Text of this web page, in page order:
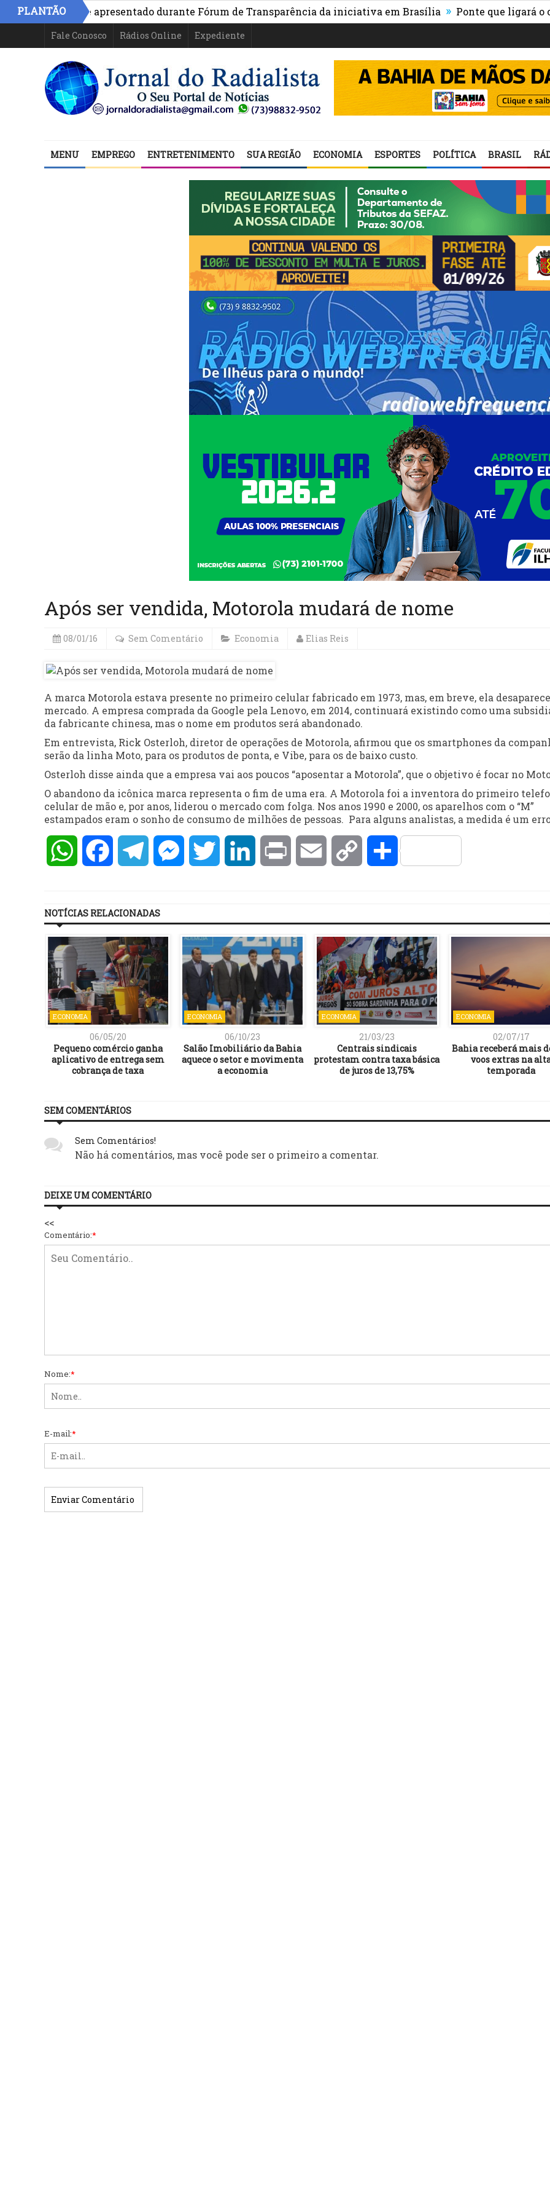
PLANTÃO
na Bahia é apresentado durante Fórum de Transparência da iniciativa em Brasília » Ponte que ligará o centro
Fale Conosco Rádios Online Expediente
MENU EMPREGO ENTRETENIMENTO SUA REGIÃO ECONOMIA ESPORTES POLÍTICA BRASIL
Após ser vendida, Motorola mudará de nome
08/01/16 Sem Comentário Economia Elias Reis
A marca Motorola estava presente no primeiro celular fabricado em 1973, mas, em breve, ela
mercado. A empresa comprada da Google pela Lenovo, em 2014, continuará existindo como uma
da fabricante chinesa, mas o nome em produtos será abandonado.
Em entrevista, Rick Osterloh, diretor de operações de Motorola, afirmou que os smartphones da
serão da linha Moto, para os produtos de ponta, e Vibe, para os de baixo custo.
Osterloh disse ainda que a empresa vai aos poucos “aposentar a Motorola”, que o objetivo é focar no
O abandono da icônica marca representa o fim de uma era. A Motorola foi a inventora do primeiro
celular de mão e, por anos, liderou o mercado com folga. Nos anos 1990 e 2000, os aparelhos com o “M”
estampados eram o sonho de consumo de milhões de pessoas. Para alguns analistas, a medida é um
WhatsAppFacebookTelegramMessengerTwitter LinkedInPrint Email Copy Compartilhar
NOTÍCIAS RELACIONADAS
ECONOMIA
06/05/20
Pequeno comércio ganha
aplicativo de entrega sem
cobrança de taxa
ECONOMIA
06/10/23
Salão Imobiliário da Bahia
aquece o setor e movimenta
a economia
ECONOMIA
21/03/23
Centrais sindicais
protestam contra taxa básica
de juros de 13,75%
ECONOMIA
02/07/17
Bahia receberá mais
voos extras na
temporada
SEM COMENTÁRIOS
Sem Comentários!
Não há comentários, mas você pode ser o primeiro a comentar.
DEIXE UM COMENTÁRIO
<<
Comentário:*
Nome:*
E-mail:*